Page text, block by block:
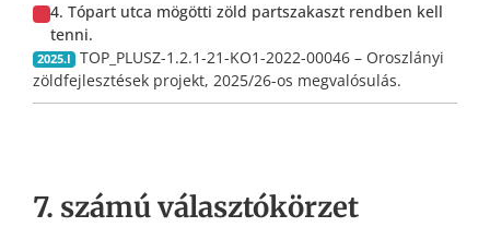
4. Tópart utca mögötti zöld partszakaszt rendben kell
tenni.
2025.I
TOP_PLUSZ-1.2.1-21-KO1-2022-00046 – Oroszlányi
zöldfejlesztések projekt, 2025/26-os megvalósulás.
7. számú választókörzet